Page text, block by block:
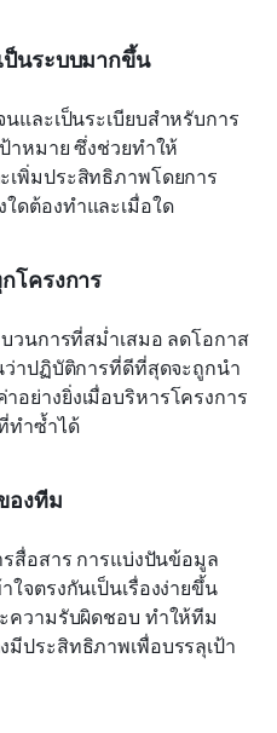
ป็นระบบมากขึ้น
และเป็นระเบียบสำหรับการ
าหมาย ซึ่งช่วยทำให้
เพิ่มประสิทธิภาพโดยการ
ดต้องทำและเมื่อใด
โครงการ
วนการที่สม่ำเสมอ ลดโอกาส
าปฏิบัติการที่ดีที่สุดจะถูกนำ
ย่างยิ่งเมื่อบริหารโครงการ
ทำซ้ำได้
องทีม
สื่อสาร การแบ่งปันข้อมูล
จตรงกันเป็นเรื่องง่ายขึ้น
ความรับผิดชอบ ทำให้ทีม
ประสิทธิภาพเพื่อบรรลุเป้า